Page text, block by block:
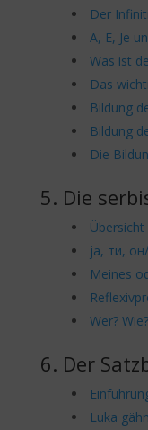
Der
A, E, Je
Was ist
Das
Bildung
Bildung
Die
5. Die
ја, ти,
Meines
Wer?
6. Der
Luka